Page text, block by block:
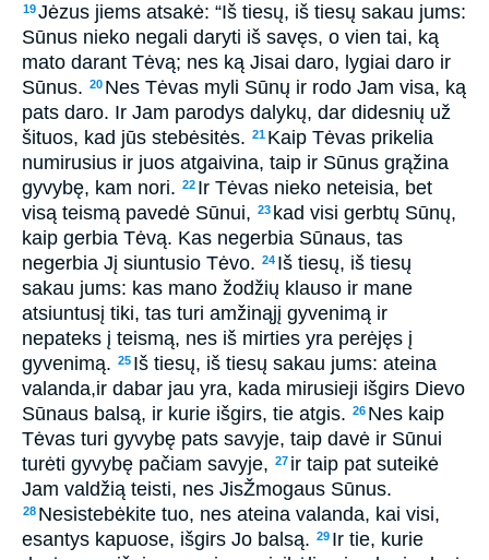
19Jėzus jiems atsakė: “Iš tiesų, iš tiesų sakau jums:
Sūnus nieko negali daryti iš savęs, o vien tai, ką
mato darant Tėvą; nes ką Jisai daro, lygiai daro ir
Sūnus. 20 Nes Tėvas myli Sūnų ir rodo Jam visa, ką
pats daro. Ir Jam parodys dalykų, dar didesnių už
šituos, kad jūs stebėsitės. 21 Kaip Tėvas prikelia
numirusius ir juos atgaivina, taip ir Sūnus grąžina
gyvybę, kam nori. 22 Ir Tėvas nieko neteisia, bet
visą teismą pavedė Sūnui, 23 kad visi gerbtų Sūnų,
kaip gerbia Tėvą. Kas negerbia Sūnaus, tas
negerbia Jį siuntusio Tėvo. 24 Iš tiesų, iš tiesų
sakau jums: kas mano žodžių klauso ir mane
atsiuntusį tiki, tas turi amžinąjį gyvenimą ir
nepateks į teismą, nes iš mirties yra perėjęs į
gyvenimą. 25 Iš tiesų, iš tiesų sakau jums: ateina
valanda,­ir dabar jau yra,­ kada mirusieji išgirs Dievo
Sūnaus balsą, ir kurie išgirs, tie atgis. 26 Nes kaip
Tėvas turi gyvybę pats savyje, taip davė ir Sūnui
turėti gyvybę pačiam savyje, 27 ir taip pat suteikė
Jam valdžią teisti, nes Jis­Žmogaus Sūnus.
28 Nesistebėkite tuo, nes ateina valanda, kai visi,
esantys kapuose, išgirs Jo balsą. 29 Ir tie, kurie